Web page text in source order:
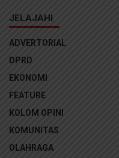
JELAJAHI
ADVERTORIAL
DPRD
EKONOMI
FEATURE
KOLOM OPINI
KOMUNITAS
OLAHRAGA